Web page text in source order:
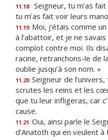
11.18
Seigneur, tu m’as
tu m’as fait voir leurs
11.19 Moi, j’étais comme
à l’abattoir, et je ne
complot contre moi. Ils
racine, retranchons-le de
oublie jusqu’à son nom. »
11.20 Seigneur de
scrutes les reins et les
que tu leur infligeras, car
cause.
11.21 Oui, ainsi parle le
d’Anatoth qui en veulent